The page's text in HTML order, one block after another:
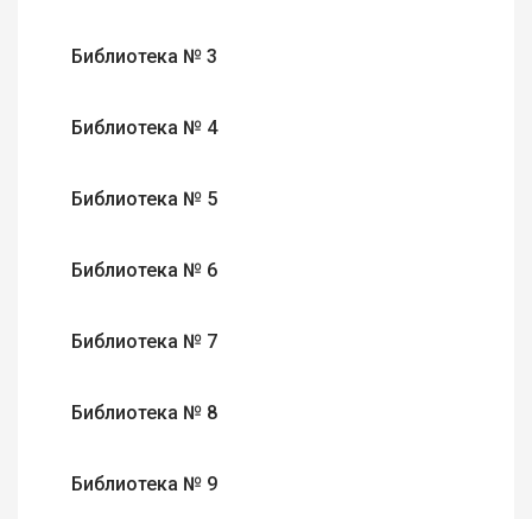
Библиотека № 3
Библиотека № 4
Библиотека № 5
Библиотека № 6
Библиотека № 7
Библиотека № 8
Библиотека № 9